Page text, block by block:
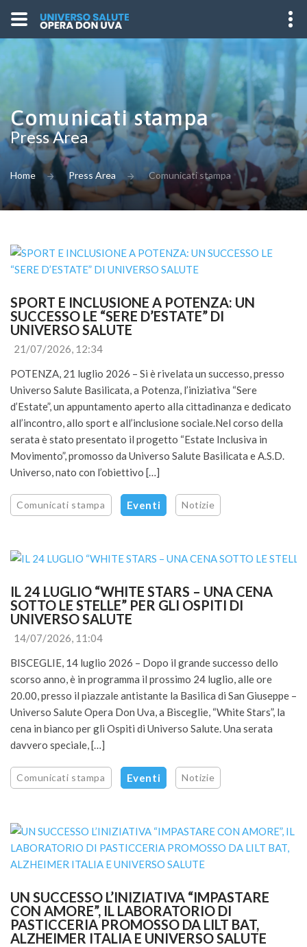
Comunicati stampa
Press Area
Home Press Area Comunicati stampa
SPORT E INCLUSIONE A POTENZA: UN
SUCCESSO LE “SERE D’ESTATE” DI
UNIVERSO SALUTE
21/07/2026, 12:34
POTENZA, 21 luglio 2026 – Si è rivelata un successo, presso
Universo Salute Basilicata, a Potenza, l’iniziativa “Sere
d’Estate”, un appuntamento aperto alla cittadinanza e dedicato
all’incontro, allo sport e all’inclusione sociale.Nel corso della
serata è stato presentato il progetto “Estate Inclusiva in
Movimento”, promosso da Universo Salute Basilicata e A.S.D.
Universo, nato con l’obiettivo […]
Comunicati stampa Eventi Notizie
IL 24 LUGLIO “WHITE STARS – UNA CENA
SOTTO LE STELLE” PER GLI OSPITI DI
UNIVERSO SALUTE
14/07/2026, 11:04
BISCEGLIE, 14 luglio 2026 – Dopo il grande successo dello
scorso anno, è in programma il prossimo 24 luglio, alle ore
20.00, presso il piazzale antistante la Basilica di San Giuseppe –
Universo Salute Opera Don Uva, a Bisceglie, “White Stars”, la
cena in bianco per gli Ospiti di Universo Salute. Una serata
davvero speciale, […]
Comunicati stampa Eventi Notizie
UN SUCCESSO L’INIZIATIVA “IMPASTARE
CON AMORE”, IL LABORATORIO DI
PASTICCERIA PROMOSSO DA LILT BAT,
ALZHEIMER ITALIA E UNIVERSO SALUTE